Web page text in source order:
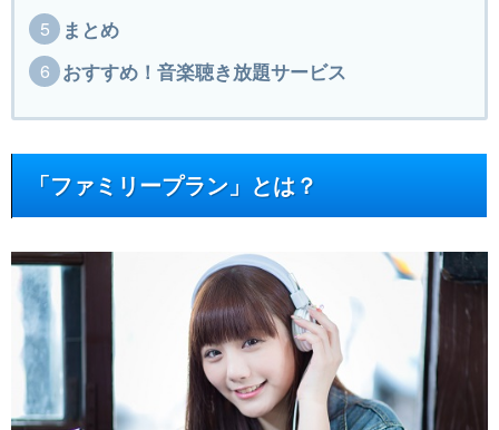
まとめ
おすすめ！音楽聴き放題サービス
「ファミリープラン」とは？